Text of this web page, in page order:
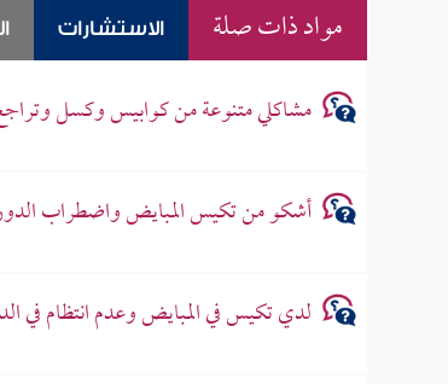
مواد ذات صلة الاستشارات
مشاكلي متنوعة من كوابيس وكسل
أشكو من تكيس المبايض واضطراب
لدي تكيس في المبايض وعدم انتظام في